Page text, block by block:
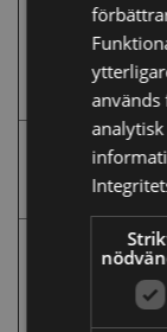
Harrogate
Christmas-
Harrogate,
England
The Torquay Gift
- Torquay,
England
NFAN Trade &
-
används